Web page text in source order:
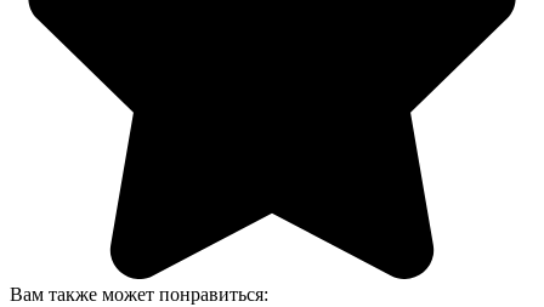
Вам также может понравиться: